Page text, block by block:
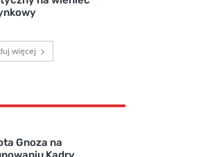
więcej
Gnoza na